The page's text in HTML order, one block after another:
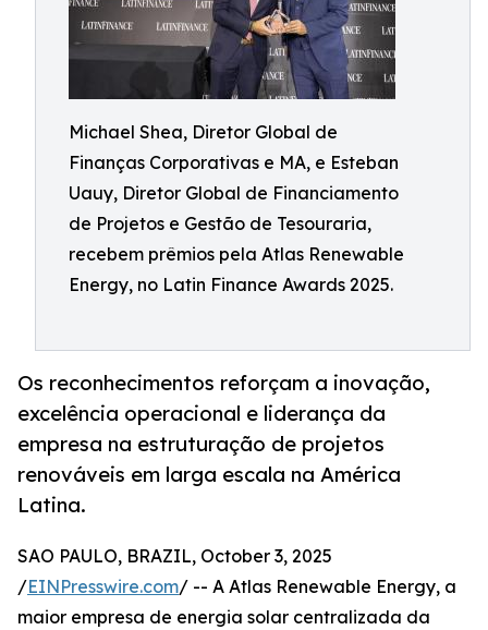
Michael Shea, Diretor Global de
Finanças Corporativas e MA, e Esteban
Uauy, Diretor Global de Financiamento
de Projetos e Gestão de Tesouraria,
recebem prêmios pela Atlas Renewable
Energy, no Latin Finance Awards 2025.
Os reconhecimentos reforçam a inovação,
excelência operacional e liderança da
empresa na estruturação de projetos
renováveis em larga escala na América
Latina.
SAO PAULO, BRAZIL, October 3, 2025
/EINPresswire.com/ -- A Atlas Renewable Energy, a
maior empresa de energia solar centralizada da